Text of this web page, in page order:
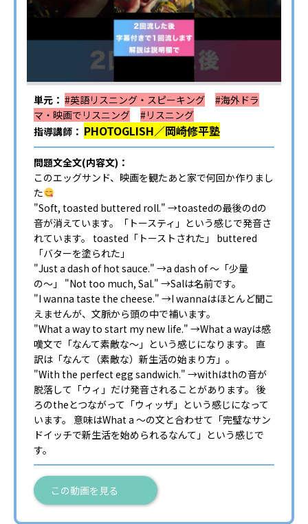
単元： #英語リスニング・スピーキング
#海外ドラ
マ・映画でリスニング
#リスニング
指導講師： PHOTOGLISH／岡崎修平塾
問題文全文(内容文)：
このエッグサンド、映画を観たあと家で何回か作りまし
た
"Soft, toasted buttered roll." →toastedの最後のdの
音が消えています。「トースティ」という感じで発音さ
れています。 toasted「トーストされた」 buttered
「バターを塗られた」
"Just a dash of hot sauce." →a dash of 〜「少量
の〜」 "Not too much, Sal." →Salは名前です。
"I wanna taste the cheese." →I wannaはほとんど聞こ
えませんが、文脈から頭の中で補います。
"What a way to start my new life." →What a wayは感
嘆文で「なんて素敵な〜」という感じになります。 直
訳は「なんて（素敵な）新生活の始まり方」。
"With the perfect egg sandwich." →withはthの音が
脱落して「ウィ」だけ発音されることがあります。 後
ろのtheとつながって「ウィッザ」という感じになって
います。 意味はWhat a 〜の文と合わせて「完璧なサン
ドイッチで新生活を始められるなんて」という感じで
す。
この動画を見る